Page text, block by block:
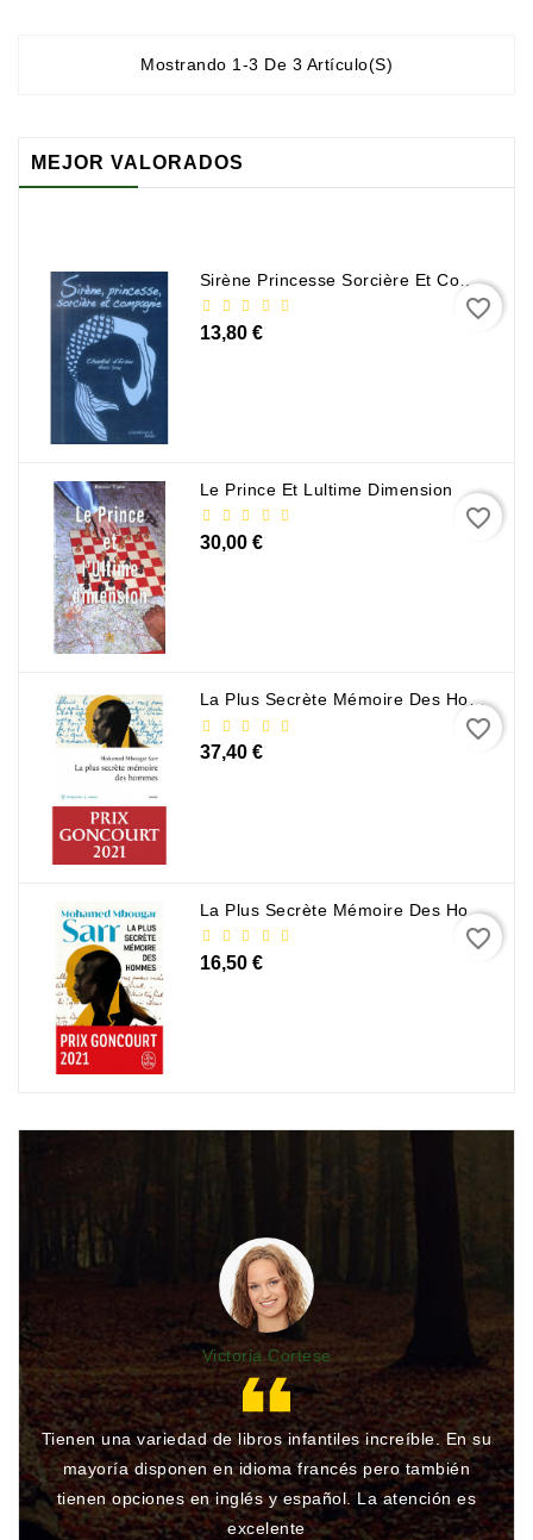
Romance
Sociales
Sciences
Techniques
Tourisme
Voyages
Scolaire
Pratique
Contacte
Mostrando 1-3 De 3 Artículo(s)
MEJOR VALORADOS
Sirène Princesse Sorcière Et Compagnie
13,80 €
favorite_border
Le Prince Et Lultime Dimension
30,00 €
favorite_border
La Plus Secrète Mémoire Des Hommes - Mohamed Mbougar Sarr
37,40 €
favorite_border
La Plus Secrète Mémoire Des Hommes - Mohamed Mbougar Sarr
16,50 €
favorite_border
Victoria Cortese
Tienen una variedad de libros infantiles increíble. En su
mayoría disponen en idioma francés pero también
tienen opciones en inglés y español. La atención es
excelente